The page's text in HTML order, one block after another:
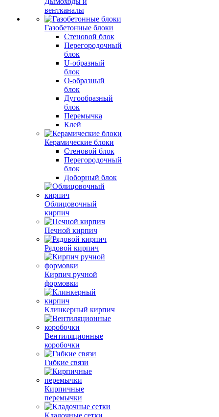
вентканалы
Газобетонные блоки
Стеновой блок
Перегородочный
блок
U-образный
блок
О-образный
блок
Дугообразный
блок
Перемычка
Клей
Керамические блоки
Стеновой блок
Перегородочный
блок
Доборный блок
Облицовочный
кирпич
Печной кирпич
Рядовой кирпич
Кирпич ручной
формовки
Клинкерный кирпич
Вентиляционные
коробочки
Гибкие связи
Кирпичные
перемычки
Кладочные сетки